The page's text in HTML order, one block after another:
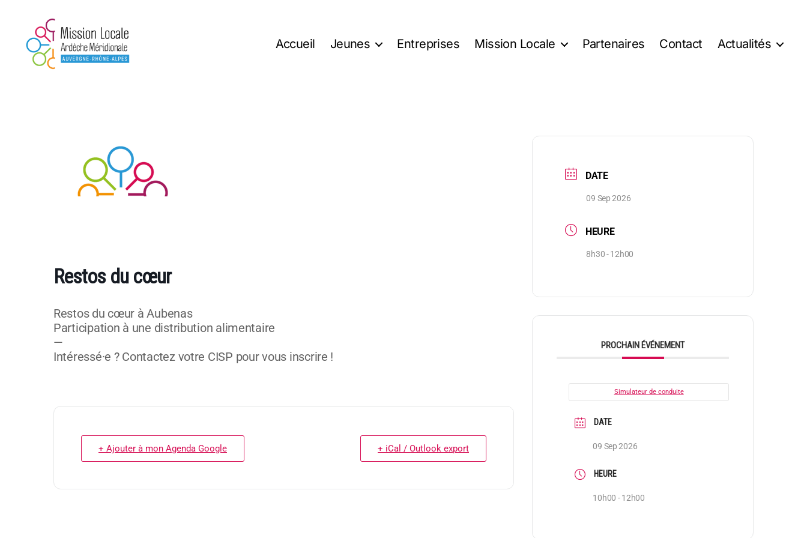
Accueil Jeunes Entreprises Mission Locale Partenaires Contact Actualités
Restos du cœur
Restos du cœur à Aubenas
Participation à une distribution alimentaire
—
Intéressé·e ? Contactez votre CISP pour vous inscrire !
+ Ajouter à mon Agenda Google + iCal / Outlook export
DATE
09 Sep 2026
HEURE
8h30 - 12h00
PROCHAIN ÉVÉNEMENT
Simulateur de conduite
DATE
09 Sep 2026
HEURE
10h00 - 12h00